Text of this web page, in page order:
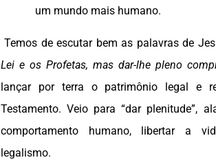
um mundo mais humano.
Temos de escutar bem as palavras de
Lei e os Profetas, mas dar-lhe pleno
lançar por terra o patrimônio legal e
Testamento. Veio para “dar plenitude”,
comportamento humano, libertar a
legalismo.